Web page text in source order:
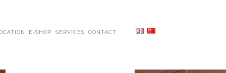
E-SHOP SERVICES CONTACT